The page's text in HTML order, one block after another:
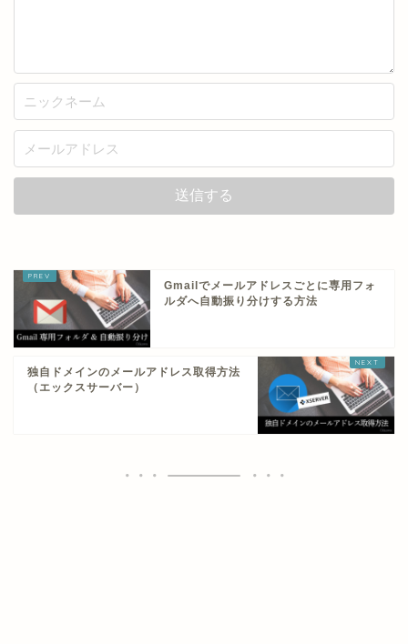
Gmailでメールアドレスごとに専用フォ
ルダへ自動振り分けする方法
独自ドメインのメールアドレス取得方法
（エックスサーバー）